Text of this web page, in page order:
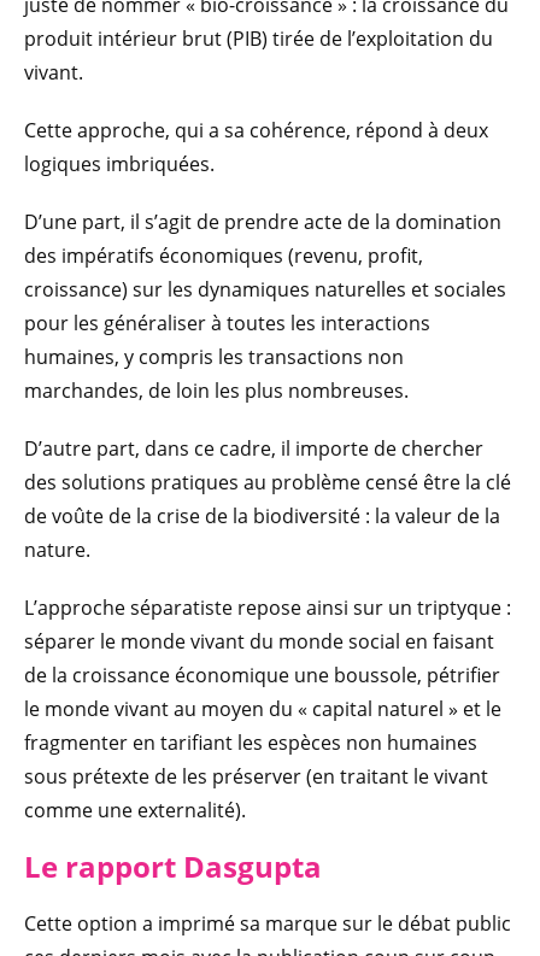
produit intérieur brut (PIB) tirée de l’exploitation du
vivant.
Cette approche, qui a sa cohérence, répond à deux
logiques imbriquées.
D’une part, il s’agit de prendre acte de la domination
des impératifs économiques (revenu, profit,
croissance) sur les dynamiques naturelles et sociales
pour les généraliser à toutes les interactions
humaines, y compris les transactions non
marchandes, de loin les plus nombreuses.
D’autre part, dans ce cadre, il importe de chercher
des solutions pratiques au problème censé être la clé
de voûte de la crise de la biodiversité : la valeur de la
nature.
L’approche séparatiste repose ainsi sur un triptyque :
séparer le monde vivant du monde social en faisant
de la croissance économique une boussole, pétrifier
le monde vivant au moyen du « capital naturel » et le
fragmenter en tarifiant les espèces non humaines
sous prétexte de les préserver (en traitant le vivant
comme une externalité).
Le rapport Dasgupta
Cette option a imprimé sa marque sur le débat public